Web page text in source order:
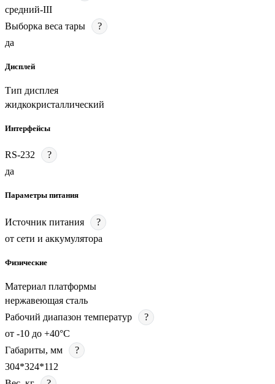
средний-III
Выборка веса тары
?
да
Дисплей
Тип дисплея
жидкокристаллический
Интерфейсы
RS-232
?
да
Параметры питания
Источник питания
?
от сети и аккумулятора
Физические
Материал платформы
нержавеющая сталь
Рабочий диапазон температур
?
от -10 до +40°C
Габариты, мм
?
304*324*112